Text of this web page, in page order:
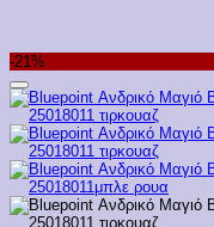
-21%